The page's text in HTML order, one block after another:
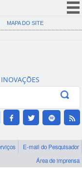
(COVID-19)
Canais
MAPA DO SITE
E-mail do Pesquisador
Área de imprensa